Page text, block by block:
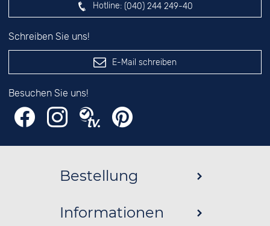
Hotline: (040) 244 249-40
Schreiben Sie uns!
E-Mail schreiben
Besuchen Sie uns!
Bestellung
Informationen